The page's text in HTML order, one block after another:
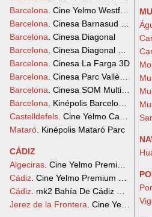
Barcelona . Cine Yelmo Westfield La
Barcelona . Cinesa Barnasud 3D
Barcelona . Cinesa Diagonal
Barcelona . Cinesa Diagonal Mar 3D
Barcelona . Cinesa La Farga 3D
Barcelona . Cinesa Parc Vallès 3D
Barcelona . Cinesa SOM Multiespai
Barcelona . Kinépolis Barcelona Splau
Castelldefels . Cine Yelmo
Mataró . Kinépolis Mataró Parc
CÁDIZ
Algeciras . Cine Yelmo Premium
Cádiz . Cine Yelmo Premium Bahía
Cádiz . mk2 Bahía De Cádiz Cines
Jerez de la Frontera . Cine Yelmo